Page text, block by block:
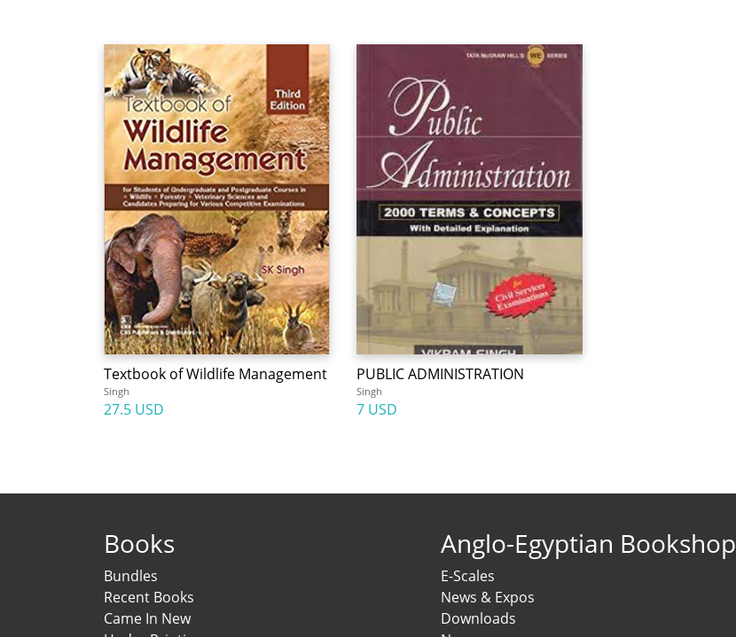
Textbook of Wildlife Management
Singh
27.5 USD
PUBLIC ADMINISTRATION
Singh
7 USD
Books
Bundles
Recent Books
Came In New
Anglo-Egyptian Bookshop
E-Scales
News & Expos
Downloads